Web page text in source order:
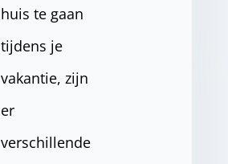
huis te gaan
tijdens je
vakantie, zijn
er
verschillende